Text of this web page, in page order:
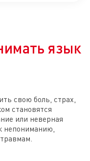
язык
свою боль, страх,
становятся
или неверная
непониманию,